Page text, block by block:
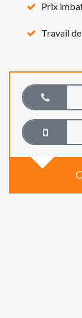
Prix
Travail